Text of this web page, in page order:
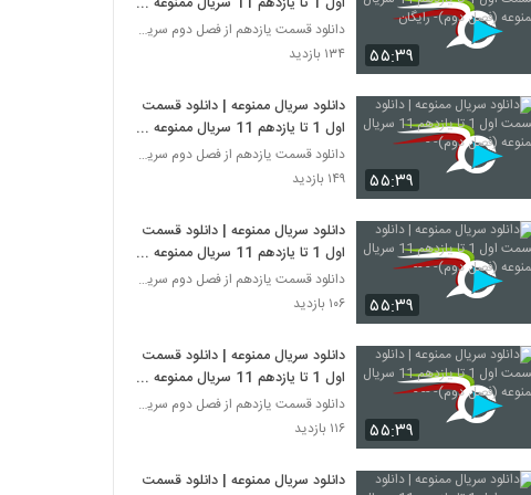
۵۵:۳۹
(فصل دوم)- رایگان
دانلود قسمت یازدهم از فصل دوم سریال ممنوعه
۱۳۴ بازدید
۵۵:۳۹
دانلود سریال ممنوعه | دانلود قسمت
اول 1 تا یازدهم 11 سریال ممنوعه
(فصل دوم)- -
دانلود قسمت یازدهم از فصل دوم سریال ممنوعه
۱۴۹ بازدید
۵۵:۳۹
دانلود سریال ممنوعه | دانلود قسمت
اول 1 تا یازدهم 11 سریال ممنوعه
(فصل دوم)- - --
دانلود قسمت یازدهم از فصل دوم سریال ممنوعه
۱۰۶ بازدید
۵۵:۳۹
دانلود سریال ممنوعه | دانلود قسمت
اول 1 تا یازدهم 11 سریال ممنوعه
(فصل دوم)- -- -
دانلود قسمت یازدهم از فصل دوم سریال ممنوعه
۱۱۶ بازدید
دانلود سریال ممنوعه | دانلود قسمت